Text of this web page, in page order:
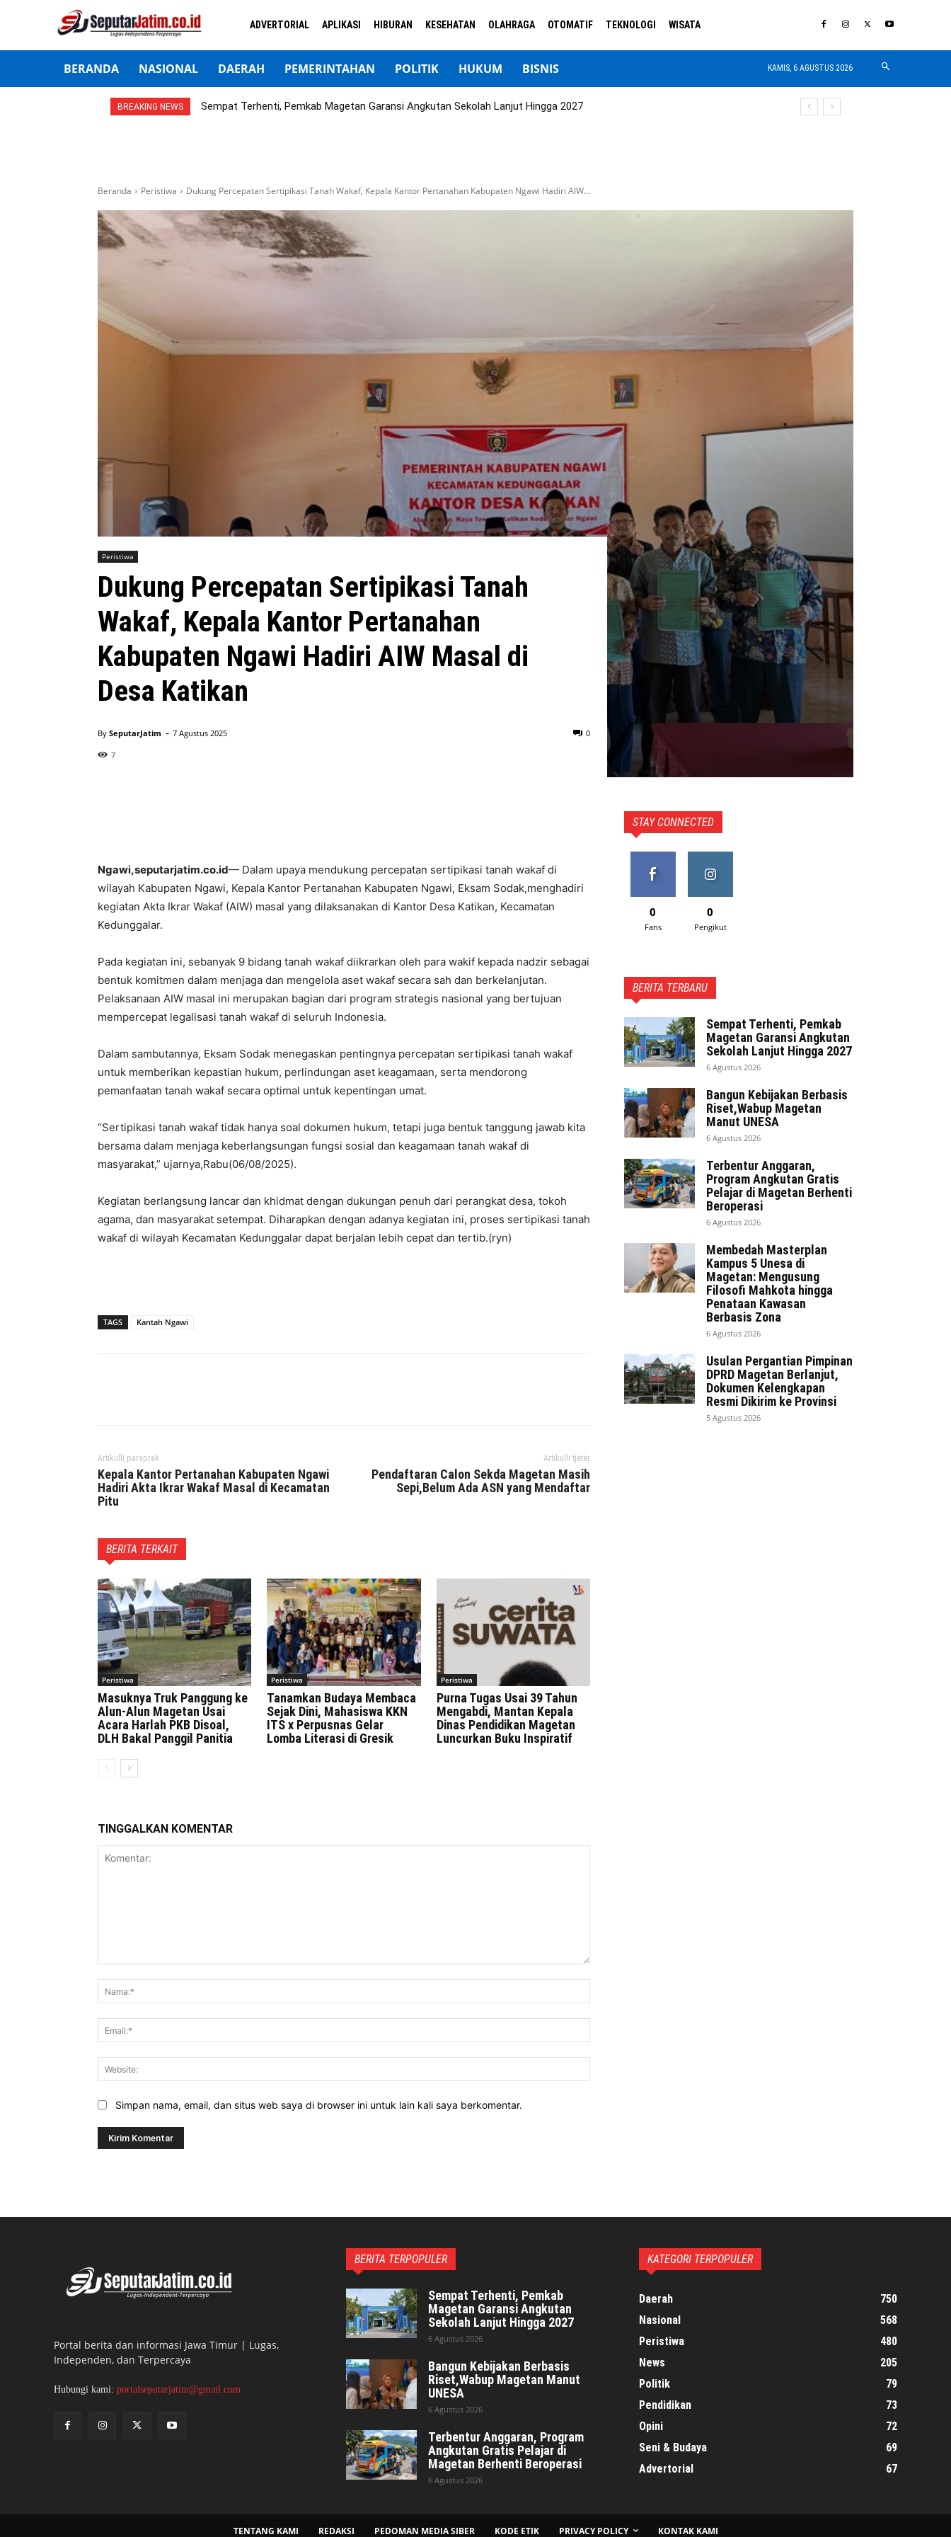
ADVERTORIAL APLIKASI HIBURAN KESEHATAN OLAHRAGA OTOMATIF TEKNOLOGI WISATA
BERANDA NASIONAL DAERAH PEMERINTAHAN POLITIK HUKUM BISNIS KAMIS, 6 AGUSTUS 2026
BREAKING NEWS Sempat Terhenti, Pemkab Magetan Garansi Angkutan Sekolah Lanjut Hingga 2027
Beranda Peristiwa Dukung Percepatan Sertipikasi Tanah Wakaf, Kepala Kantor Pertanahan Kabupaten Ngawi Hadiri AIW...
Peristiwa
Dukung Percepatan Sertipikasi Tanah
Wakaf, Kepala Kantor Pertanahan
Kabupaten Ngawi Hadiri AIW Masal di
Desa Katikan
By SeputarJatim - 0
7 Agustus 2025
7
​Ngawi,seputarjatim.co.id— Dalam upaya mendukung percepatan sertipikasi tanah wakaf di
wilayah Kabupaten Ngawi, Kepala Kantor Pertanahan Kabupaten Ngawi, Eksam Sodak,menghadiri
kegiatan Akta Ikrar Wakaf (AIW) masal yang dilaksanakan di Kantor Desa Katikan, Kecamatan
Kedunggalar.
Pada kegiatan ini, sebanyak 9 bidang tanah wakaf diikrarkan oleh para wakif kepada nadzir sebagai
bentuk komitmen dalam menjaga dan mengelola aset wakaf secara sah dan berkelanjutan.
Pelaksanaan AIW masal ini merupakan bagian dari program strategis nasional yang bertujuan
mempercepat legalisasi tanah wakaf di seluruh Indonesia.
Dalam sambutannya, Eksam Sodak menegaskan pentingnya percepatan sertipikasi tanah wakaf
untuk memberikan kepastian hukum, perlindungan aset keagamaan, serta mendorong
pemanfaatan tanah wakaf secara optimal untuk kepentingan umat.
“Sertipikasi tanah wakaf tidak hanya soal dokumen hukum, tetapi juga bentuk tanggung jawab kita
bersama dalam menjaga keberlangsungan fungsi sosial dan keagamaan tanah wakaf di
masyarakat,” ujarnya,Rabu(06/08/2025).
Kegiatan berlangsung lancar dan khidmat dengan dukungan penuh dari perangkat desa, tokoh
agama, dan masyarakat setempat. Diharapkan dengan adanya kegiatan ini, proses sertipikasi tanah
wakaf di wilayah Kecamatan Kedunggalar dapat berjalan lebih cepat dan tertib.(ryn)
TAGS Kantah Ngawi
Telegram
Artikulli paraprak
Kepala Kantor Pertanahan Kabupaten Ngawi
Hadiri Akta Ikrar Wakaf Masal di Kecamatan
Pitu
Artikulli tjetër
Pendaftaran Calon Sekda Magetan Masih
Sepi,Belum Ada ASN yang Mendaftar
BERITA TERKAIT
Peristiwa
Masuknya Truk Panggung ke
Alun-Alun Magetan Usai
Acara Harlah PKB Disoal,
DLH Bakal Panggil Panitia
Peristiwa
Tanamkan Budaya Membaca
Sejak Dini, Mahasiswa KKN
ITS x Perpusnas Gelar
Lomba Literasi di Gresik
Peristiwa
Purna Tugas Usai 39 Tahun
Mengabdi, Mantan Kepala
Dinas Pendidikan Magetan
Luncurkan Buku Inspiratif
TINGGALKAN KOMENTAR
Simpan nama, email, dan situs web saya di browser ini untuk lain kali saya berkomentar.
STAY CONNECTED
0
Fans
0
Pengikut
BERITA TERBARU
Sempat Terhenti, Pemkab
Magetan Garansi Angkutan
Sekolah Lanjut Hingga 2027
6 Agustus 2026
Bangun Kebijakan Berbasis
Riset,Wabup Magetan
Manut UNESA
6 Agustus 2026
Terbentur Anggaran,
Program Angkutan Gratis
Pelajar di Magetan Berhenti
Beroperasi
6 Agustus 2026
Membedah Masterplan
Kampus 5 Unesa di
Magetan: Mengusung
Filosofi Mahkota hingga
Penataan Kawasan
Berbasis Zona
6 Agustus 2026
Usulan Pergantian Pimpinan
DPRD Magetan Berlanjut,
Dokumen Kelengkapan
Resmi Dikirim ke Provinsi
5 Agustus 2026
Portal berita dan informasi Jawa Timur | Lugas,
Independen, dan Terpercaya
Hubungi kami: portalseputarjatim@gmail.com
BERITA TERPOPULER
Sempat Terhenti, Pemkab
Magetan Garansi Angkutan
Sekolah Lanjut Hingga 2027
6 Agustus 2026
Bangun Kebijakan Berbasis
Riset,Wabup Magetan Manut
UNESA
6 Agustus 2026
Terbentur Anggaran, Program
Angkutan Gratis Pelajar di
Magetan Berhenti Beroperasi
6 Agustus 2026
KATEGORI TERPOPULER
Daerah
750
Nasional
568
Peristiwa
480
News
205
Politik
79
Pendidikan
73
Opini
72
Seni & Budaya
69
Advertorial
67
TENTANG KAMI REDAKSI PEDOMAN MEDIA SIBER KODE ETIK PRIVACY POLICY KONTAK KAMI